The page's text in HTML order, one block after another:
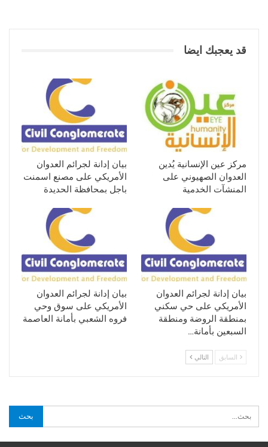
قد يعجبك ايضا
مركز عين الإنسانية يُدين
العدوان الصهيوني على
المنشآت الخدمية
بيان إدانة لجرائم العدوان
الأمريكي على مصنع اسمنت
باجل بمحافظة الحديدة
بيان إدانة لجرائم العدوان
الأمريكي على حي سكني
بمنطقة الروضة ومنطقة
السبعين بأمانة…
بيان إدانة لجرائم العدوان
الأمريكي على سوق وحي
فروه الشعبي بأمانة العاصمة
السابق التالي